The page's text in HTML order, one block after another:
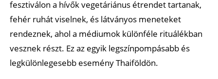
fesztiválon a hívők vegetáriánus étrendet tartanak,
fehér ruhát viselnek, és látványos meneteket
rendeznek, ahol a médiumok különféle rituálékban
vesznek részt. Ez az egyik legszínpompásabb és
legkülönlegesebb esemény Thaiföldön.